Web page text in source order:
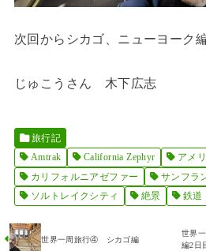
次回からシカゴ、ニューヨーク
じゅこうさん 木下広志
旅行記
Amtrak
California Zephyr
アメ
カリフォルニアゼファー
サンフラ
ソルトレイクシティ
絶景 鉄道
世界一周旅行④ シカゴ編
世界
編2日